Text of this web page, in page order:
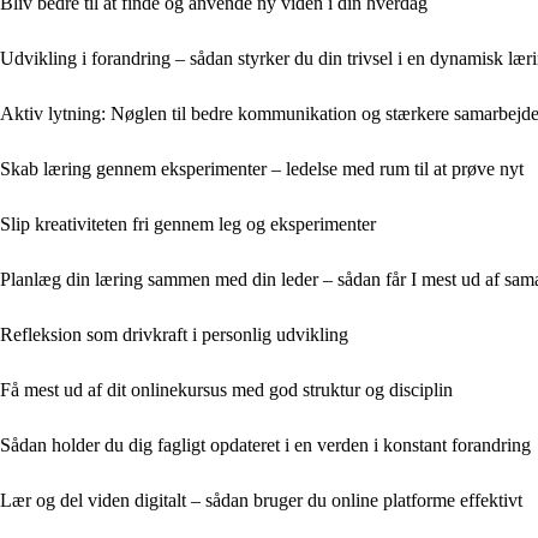
Udvikling i forandring – sådan styrker du din trivsel i en dynamisk
Aktiv lytning: Nøglen til bedre kommunikation og stærkere samarbejde
Skab læring gennem eksperimenter – ledelse med rum til at prøve nyt
Slip kreativiteten fri gennem leg og eksperimenter
Planlæg din læring sammen med din leder – sådan får I mest ud af
Refleksion som drivkraft i personlig udvikling
Få mest ud af dit onlinekursus med god struktur og disciplin
Sådan holder du dig fagligt opdateret i en verden i konstant forandring
Lær og del viden digitalt – sådan bruger du online platforme effektivt